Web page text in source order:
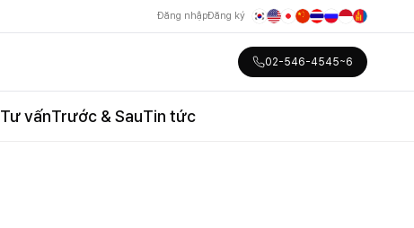
Đăng nhậpĐăng ký
02-546-4545~6
Tư vấnTrước & SauTin tức